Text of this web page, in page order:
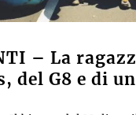
– La
del G8 e di